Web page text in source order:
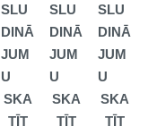
SLU
DINĀ
JUM
U
SKA
TĪT
SLU
DINĀ
JUM
U
SKA
TĪT
SLU
DINĀ
JUM
U
SKA
TĪT